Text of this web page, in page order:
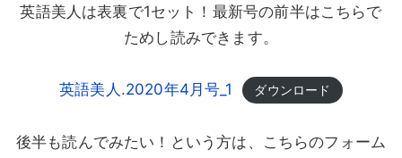
英語美人は表裏で1セット！最新号の前半はこちらで
ためし読みできます。
英語美人.2020年4月号_1 ダウンロード
後半も読んでみたい！という方は、こちらのフォーム